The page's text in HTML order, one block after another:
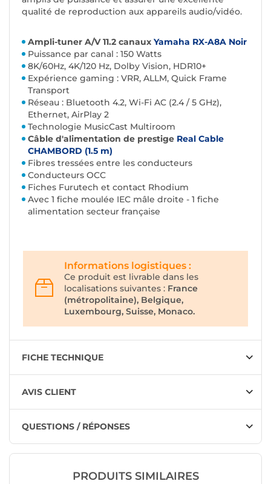
qualité de reproduction aux appareils audio/vidéo.
Ampli-tuner A/V 11.2 canaux Yamaha RX-A8A Noir
Puissance par canal : 150 Watts
8K/60Hz, 4K/120 Hz, Dolby Vision, HDR10+
Expérience gaming : VRR, ALLM, Quick Frame
Transport
Réseau : Bluetooth 4.2, Wi-Fi AC (2.4 / 5 GHz),
Ethernet, AirPlay 2
Technologie MusicCast Multiroom
Câble d'alimentation de prestige Real Cable
CHAMBORD (1.5 m)
Fibres tressées entre les conducteurs
Conducteurs OCC
Fiches Furutech et contact Rhodium
Avec 1 fiche moulée IEC mâle droite - 1 fiche
alimentation secteur française
Informations logistiques :
Ce produit est livrable dans les
localisations suivantes : France
(métropolitaine), Belgique,
Luxembourg, Suisse, Monaco.
FICHE TECHNIQUE
AVIS CLIENT
QUESTIONS / RÉPONSES
PRODUITS SIMILAIRES